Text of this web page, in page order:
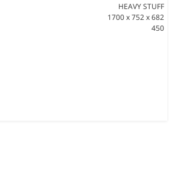
HEAVY STUFF
1700 x 752 x 682
450